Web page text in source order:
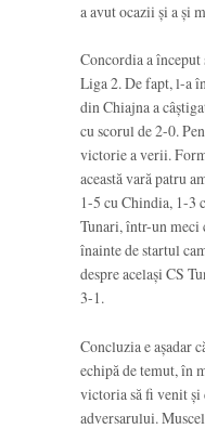
a avut ocazii și a și
Concordia a început
Liga 2. De fapt, l-a
din Chiajna a
cu scorul de 2-0.
victorie a verii.
această vară patru
1-5 cu Chindia, 1-3
Tunari, într-un meci
înainte de startul
despre același CS
3-1.
Concluzia e așadar
echipă de temut, în
victoria să fi venit și
adversarului.